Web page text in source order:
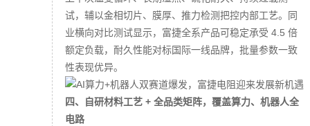
试，辅以金相切片、膜厚、推力检测把控内部工艺。同
业横向对比测试显示，富捷全系产品可稳定承受 4.5 倍
额定负载，耐久性能对标国际一线品牌，批量参数一致
性表现优异。
四、自研材料工艺 + 全品类矩阵，覆盖算力、机器人全
电路